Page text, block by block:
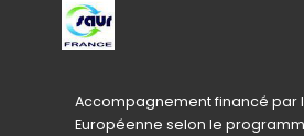
Accompagnement financé par
Européenne selon le programme